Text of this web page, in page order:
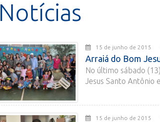
Notícias
15 de junho de 2015
Arraiá do Bom
No último sábado
Jesus Santo Antônio
15 de junho de 2015